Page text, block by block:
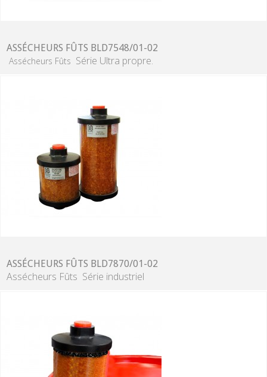
ASSÉCHEURS FÛTS BLD7548/01-02
Assécheurs Fûts Série Ultra propre.
ASSÉCHEURS FÛTS BLD7870/01-02
Assécheurs Fûts Série industriel